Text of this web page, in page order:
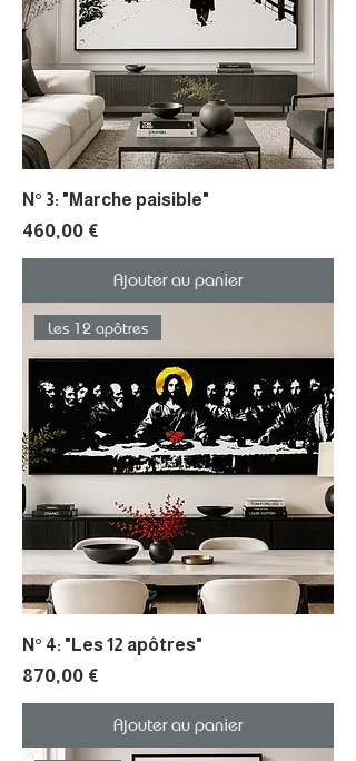
N° 3: "Marche paisible"
Prix
460,00 €
Ajouter au panier
Les 12 apôtres
N° 4: "Les 12 apôtres"
Prix
870,00 €
Ajouter au panier